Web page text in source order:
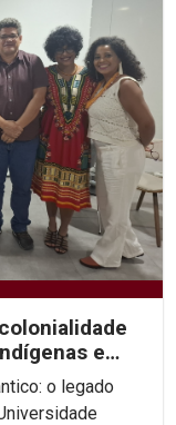
e
o legado